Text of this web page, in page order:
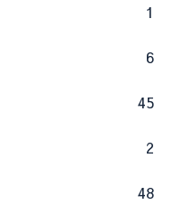
1
6
45
2
48